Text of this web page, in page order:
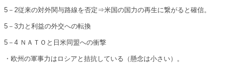
5－2従来の対外関与路線を否定⇒米国の国力の再生に繋がると確信。
5－3力と利益の外交への転換
5－4 ＮＡＴＯと日米同盟への衝撃
・欧州の軍事力はロシアと拮抗している（懸念は小さい）。